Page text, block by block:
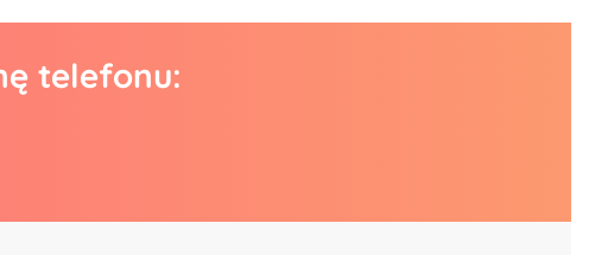
telefonu: